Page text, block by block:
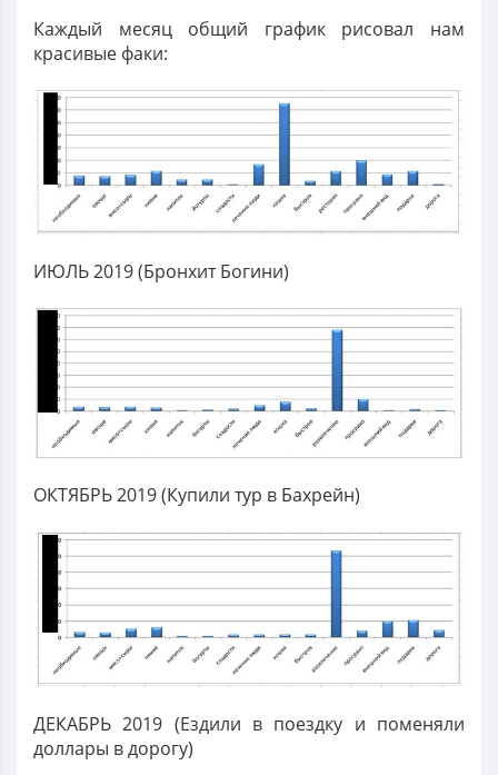
Каждый месяц общий график рисовал нам
красивые факи:
ИЮЛЬ 2019 (Бронхит Богини)
ОКТЯБРЬ 2019 (Купили тур в Бахрейн)
ДЕКАБРЬ 2019 (Ездили в поездку и поменяли
доллары в дорогу)